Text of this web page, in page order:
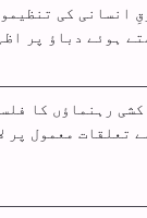
انسانی کی
ہوئے دباؤ پر
رہنماؤں کا
تعلقات معمول پر